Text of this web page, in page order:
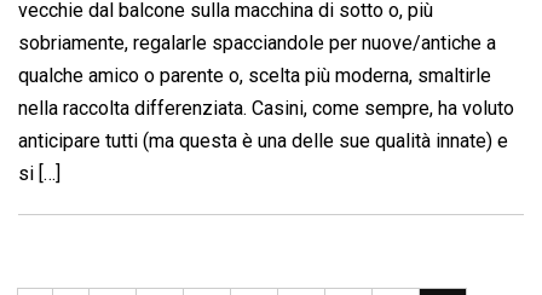
vecchie dal balcone sulla macchina di sotto o, più
sobriamente, regalarle spacciandole per nuove/antiche a
qualche amico o parente o, scelta più moderna, smaltirle
nella raccolta differenziata. Casini, come sempre, ha voluto
anticipare tutti (ma questa è una delle sue qualità innate) e
si […]